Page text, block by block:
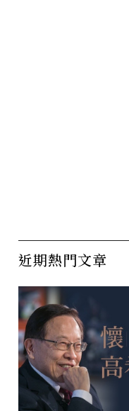
個泰國
種語言
刻骨
的情
近期熱門文章